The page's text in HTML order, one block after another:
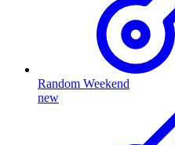
Random Weekend
new